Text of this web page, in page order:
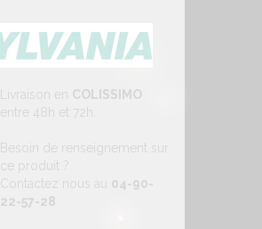
Livraison en COLISSIMO
entre 48h et 72h.
Besoin de renseignement sur
ce produit ?
Contactez nous au 04-90-
22-57-28